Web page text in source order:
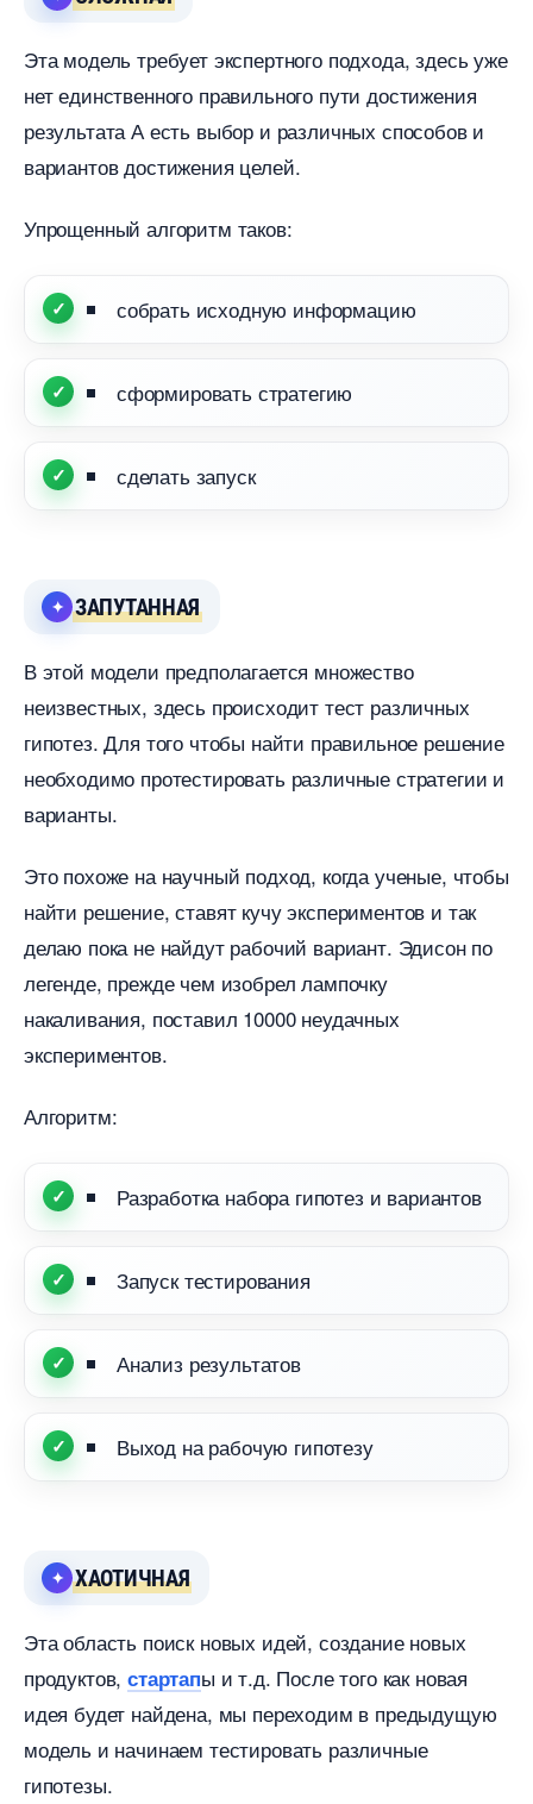
Эта модель требует экспертного подхода, здесь уже
нет единственного правильного пути достижения
результата А есть выбор и различных способов и
ариантов достижения целей.
Упрощенный алгоритм таков:
собрать исходную информацию
сформировать стратегию
сделать запуск
ЗАПУТАННАЯ
этой модели предполагается множество
неизвестных, здесь происходит тест различных
ипотез. Для того чтобы найти правильное решение
необходимо протестировать различные стратегии и
арианты.
Это похоже на научный подход, когда ученые, чтобы
найти решение, ставят кучу экспериментов и так
делаю пока не найдут рабочий вариант. Эдисон по
легенде, прежде чем изобрел лампочку
накаливания, поставил 10000 неудачных
экспериментов.
Алгоритм:
Разработка набора гипотез и варианто
Запуск тестирования
Анализ результато
ыход на рабочую гипотезу
ХАОТИЧНАЯ
Эта область поиск новых идей, создание новых
продуктов,стартапы и т.д. После того как новая
идея будет найдена, мы переходим в предыдущую
модель и начинаем тестировать различные
ипотезы.